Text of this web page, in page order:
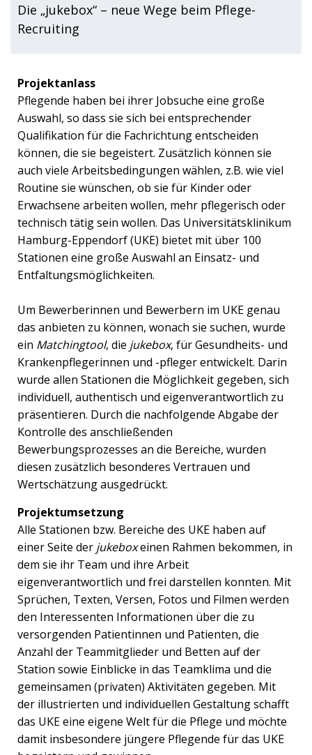
Die „jukebox“ – neue Wege beim Pflege-
Recruiting
Projektanlass
Pflegende haben bei ihrer Jobsuche eine große
Auswahl, so dass sie sich bei entsprechender
Qualifikation für die Fachrichtung entscheiden
können, die sie begeistert. Zusätzlich können sie
auch viele Arbeitsbedingungen wählen, z.B. wie viel
Routine sie wünschen, ob sie für Kinder oder
Erwachsene arbeiten wollen, mehr pflegerisch oder
technisch tätig sein wollen. Das Universitätsklinikum
Hamburg-Eppendorf (UKE) bietet mit über 100
Stationen eine große Auswahl an Einsatz- und
Entfaltungsmöglichkeiten.
Um Bewerberinnen und Bewerbern im UKE genau
das anbieten zu können, wonach sie suchen, wurde
ein Matchingtool, die jukebox, für Gesundheits- und
Krankenpflegerinnen und -pfleger entwickelt. Darin
wurde allen Stationen die Möglichkeit gegeben, sich
individuell, authentisch und eigenverantwortlich zu
präsentieren. Durch die nachfolgende Abgabe der
Kontrolle des anschließenden
Bewerbungsprozesses an die Bereiche, wurden
diesen zusätzlich besonderes Vertrauen und
Wertschätzung ausgedrückt.
Projektumsetzung
Alle Stationen bzw. Bereiche des UKE haben auf
einer Seite der jukeboxeinen Rahmen bekommen, in
dem sie ihr Team und ihre Arbeit
eigenverantwortlich und frei darstellen konnten. Mit
Sprüchen, Texten, Versen, Fotos und Filmen werden
den Interessenten Informationen über die zu
versorgenden Patientinnen und Patienten, die
Anzahl der Teammitglieder und Betten auf der
Station sowie Einblicke in das Teamklima und die
gemeinsamen (privaten) Aktivitäten gegeben. Mit
der illustrierten und individuellen Gestaltung schafft
das UKE eine eigene Welt für die Pflege und möchte
damit insbesondere jüngere Pflegende für das UKE